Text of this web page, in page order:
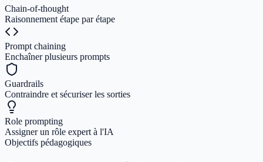
Chain-of-thought
Raisonnement étape par étape
Prompt chaining
Enchaîner plusieurs prompts
Guardrails
Contraindre et sécuriser les sorties
Role prompting
Assigner un rôle expert à l'IA
Objectifs pédagogiques